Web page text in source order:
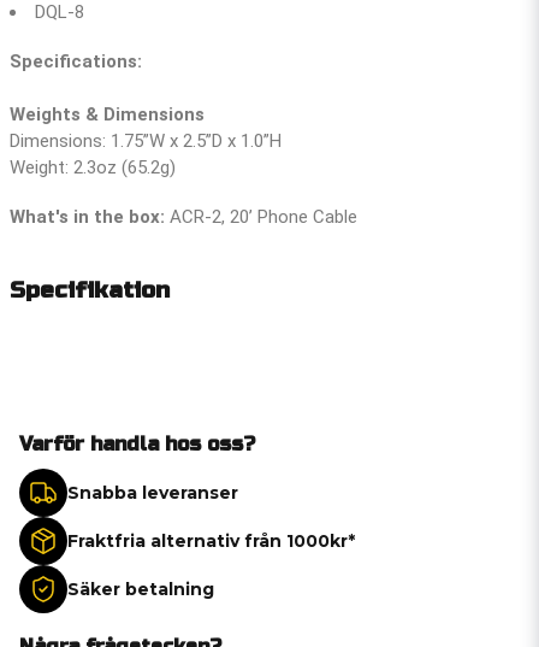
DQL-8
Specifications:
Weights & Dimensions
Dimensions: 1.75”W x 2.5”D x 1.0”H
Weight: 2.3oz (65.2g)
What's in the box: ACR-2, 20’ Phone Cable
Specifikation
Varför handla hos oss?
Snabba leveranser
Fraktfria alternativ från 1000kr*
Säker betalning